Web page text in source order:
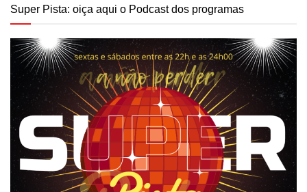
Super Pista: oiça aqui o Podcast dos programas